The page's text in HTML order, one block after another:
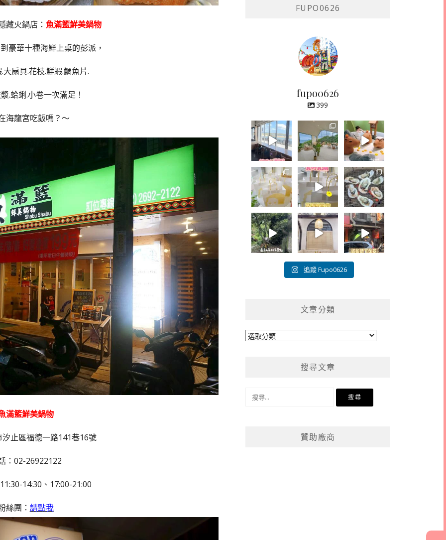
藏火鍋店： 魚滿籃鮮美鍋物
豪華十種海鮮上桌的彭派，
大扇貝.花枝.鮮蝦.鯛魚片.
.蛤蜊.小卷一次滿足！
海龍宮吃飯嗎？～
滿籃鮮美鍋物
止區福德一路141巷16號
：02-26922122
14:30、17:00-21:00
絲團： 請點我
FUPO0626
fupo0626
399
追蹤 Fupo0626
文章分類
文
搜尋文章
贊助廠商